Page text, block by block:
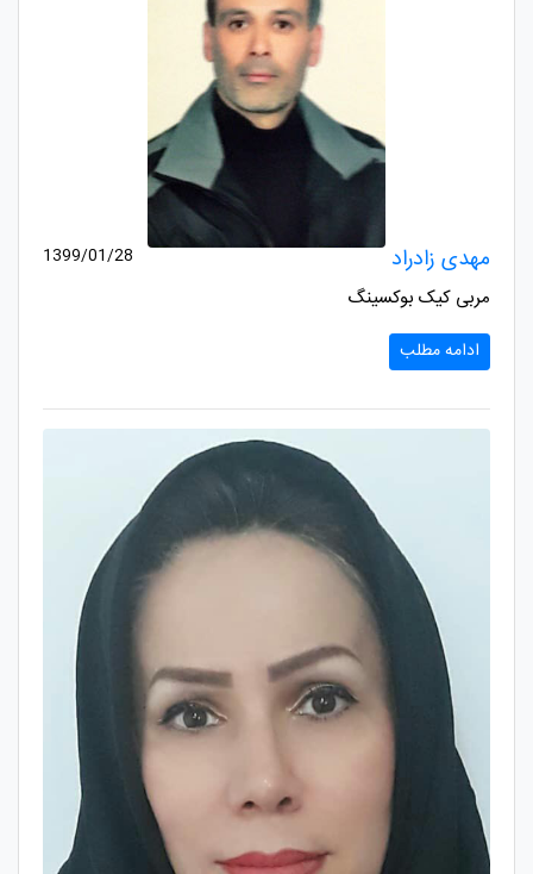
مهدی زادراد 1399/01/28
مربی کیک بوکسینگ
ادامه مطلب